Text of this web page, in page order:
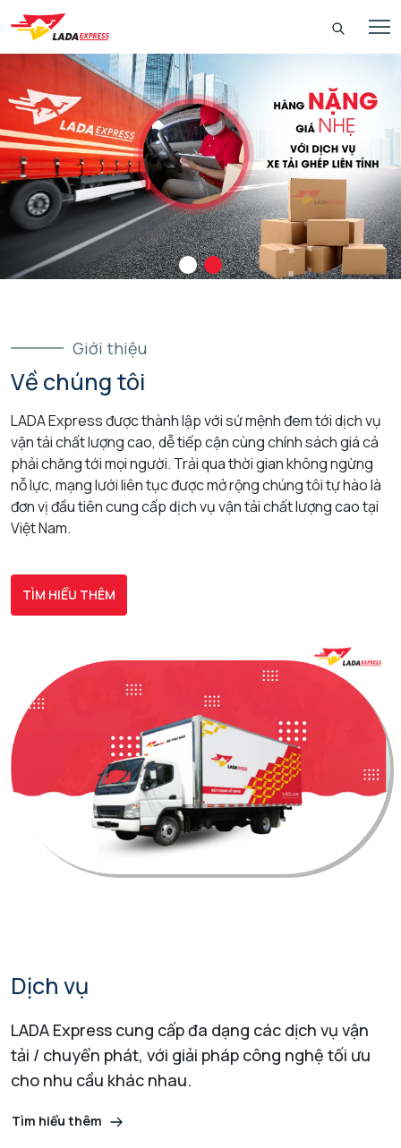
Giới thiệu
Về chúng tôi
LADA Express được thành lập với sứ mệnh đem tới dịch vụ
vận tải chất lượng cao, dễ tiếp cận cùng chính sách giá cả
phải chăng tới mọi người. Trải qua thời gian không ngừng
nỗ lực, mạng lưới liên tục được mở rộng chúng tôi tự hào là
đơn vị đầu tiên cung cấp dịch vụ vận tải chất lượng cao tại
Việt Nam.
TÌM HIỂU THÊM
Dịch vụ
LADA Express cung cấp đa dạng các dịch vụ vận
tải / chuyển phát, với giải pháp công nghệ tối ưu
cho nhu cầu khác nhau.
Tìm hiểu thêm